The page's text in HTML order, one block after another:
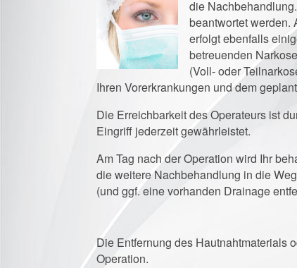
die
beantwortet werden.
erfolgt ebenfalls
betreuenden
(Voll- oder
Ihren Vorerkrankungen und dem
Die Erreichbarkeit des Operateurs ist
Eingriff jederzeit gewährleistet.
Am Tag nach der Operation wird Ihr
die weitere Nachbehandlung in die
(und ggf. eine vorhanden Drainage
Die Entfernung des Hautnahtmaterials
Operation.